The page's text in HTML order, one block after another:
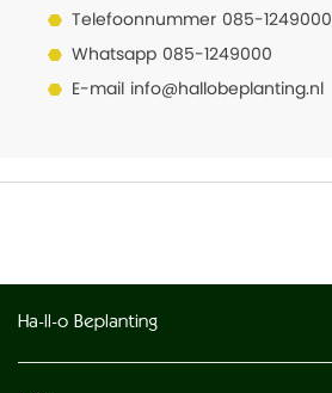
Telefoonnummer 085-1249000
Whatsapp 085-1249000
E-mail info@hallobeplanting.nl
Ha-ll-o Beplanting